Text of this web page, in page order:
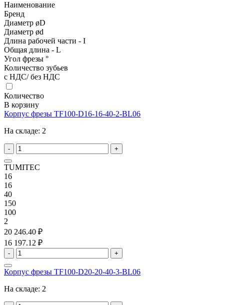
Наименование
Бренд
Диаметр øD
Диаметр ød
Длина рабочей части - I
Общая длина - L
Угол фрезы °
Количество зубьев
с НДС/ без НДС
Количество
В корзину
Корпус фрезы TF100-D16-16-40-2-BL06
На складе: 2
- +
TUMITEC
16
16
40
150
100
2
20 246.40 ₽
16 197.12 ₽
- +
Корпус фрезы TF100-D20-20-40-3-BL06
На складе: 2